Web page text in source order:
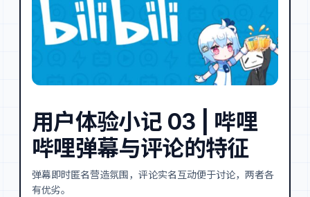
用户体验小记 03 | 哔哩
哔哩弹幕与评论的特征
弹幕即时匿名营造氛围，评论实名互动便于讨论，两者各
有优劣。